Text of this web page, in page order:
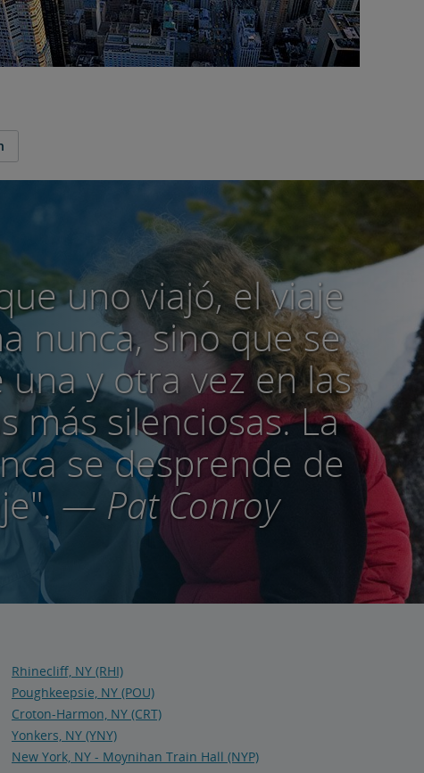
uno viajó, el viaje
nunca, sino que se
y otra vez en las
más silenciosas. La
se desprende de
— Pat Conroy
Rhinecliff, NY (RHI)
Poughkeepsie, NY (POU)
Croton-Harmon, NY (CRT)
Yonkers, NY (YNY)
New York, NY - Moynihan Train Hall (NYP)